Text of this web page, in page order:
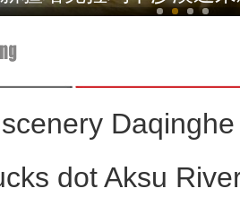
dot Aksu